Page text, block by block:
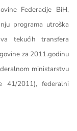
Federacije BiH,
programa utroška
tekućih transfera
za 2011.godinu
ministarstvu
41/2011), federalni